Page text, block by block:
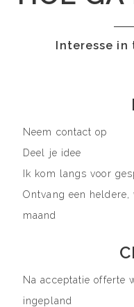
Interesse in
Neem contact op
Deel je idee
Ik kom langs voor
Ontvang een
maand
Na acceptatie offerte
ingepland